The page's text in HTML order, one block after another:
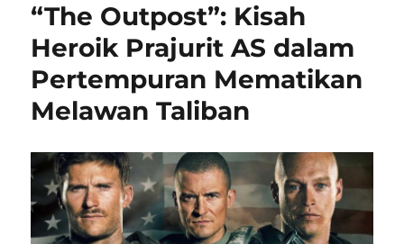
“The Outpost”: Kisah
Heroik Prajurit AS dalam
Pertempuran Mematikan
Melawan Taliban